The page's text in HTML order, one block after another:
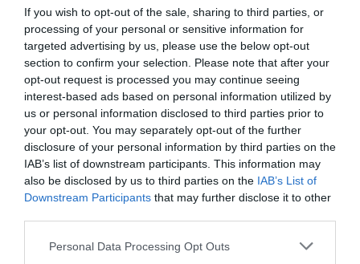
If you wish to opt-out of the sale, sharing to third parties, or
processing of your personal or sensitive information for
targeted advertising by us, please use the below opt-out
section to confirm your selection. Please note that after your
opt-out request is processed you may continue seeing
interest-based ads based on personal information utilized by
us or personal information disclosed to third parties prior to
your opt-out. You may separately opt-out of the further
disclosure of your personal information by third parties on the
IAB’s list of downstream participants. This information may
also be disclosed by us to third parties on the IAB’s List of
Downstream Participants that may further disclose it to other
Please note that this website/app uses one or more Google
Personal Data Processing Opt Outs
Olvasd el ezt is!
Ennyire kötődnek a dolgozók munkahelyükhöz:
sokkoló számok
Itt az ideje munkahelyet váltani, ha ezt érzed
Mennyi idő alatt találnál állást? Sokan élnek
álomvilágban